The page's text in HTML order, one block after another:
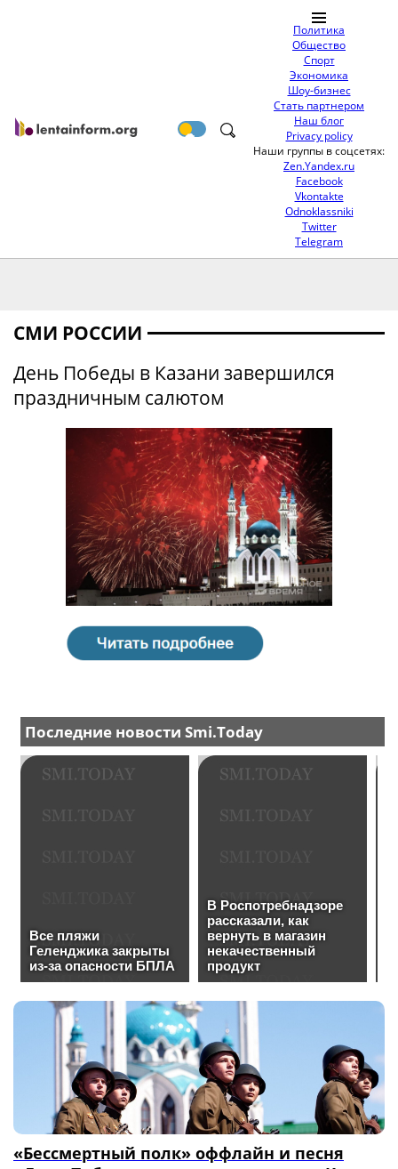
Политика
Общество
Спорт
Экономика
Шоу-бизнес
Стать партнером
Наш блог
Privacy policy
Наши группы в соцсетях:
Zen.Yandex.ru
Facebook
Vkontakte
Odnoklassniki
Twitter
Telegram
СМИ РОССИИ
День Победы в Казани завершился
праздничным салютом
«Бессмертный полк» оффлайн и песня